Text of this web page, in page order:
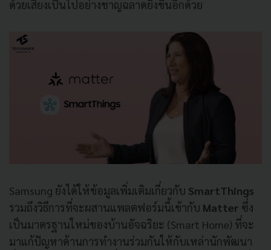
ด้วยเสียงเป็นไปอย่างชาญฉลาดยิ่งขึ้นอีกด้วย
Samsung ยังได้ให้ข้อมูลเพิ่มเติมเกี่ยวกับ SmartThings
รวมถึงวิธีการที่จะผสานแพลตฟอร์มนี้เข้ากับ Matter ซึ่ง
เป็นมาตรฐานใหม่ของบ้านอัจฉริยะ (Smart Home) ที่จะ
มาแก้ปัญหาด้านการทำงานร่วมกันให้กับเหล่านักพัฒนา